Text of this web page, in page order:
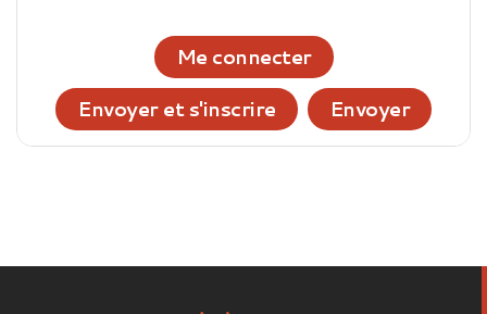
Me connecter
Envoyer et s'inscrire
Envoyer